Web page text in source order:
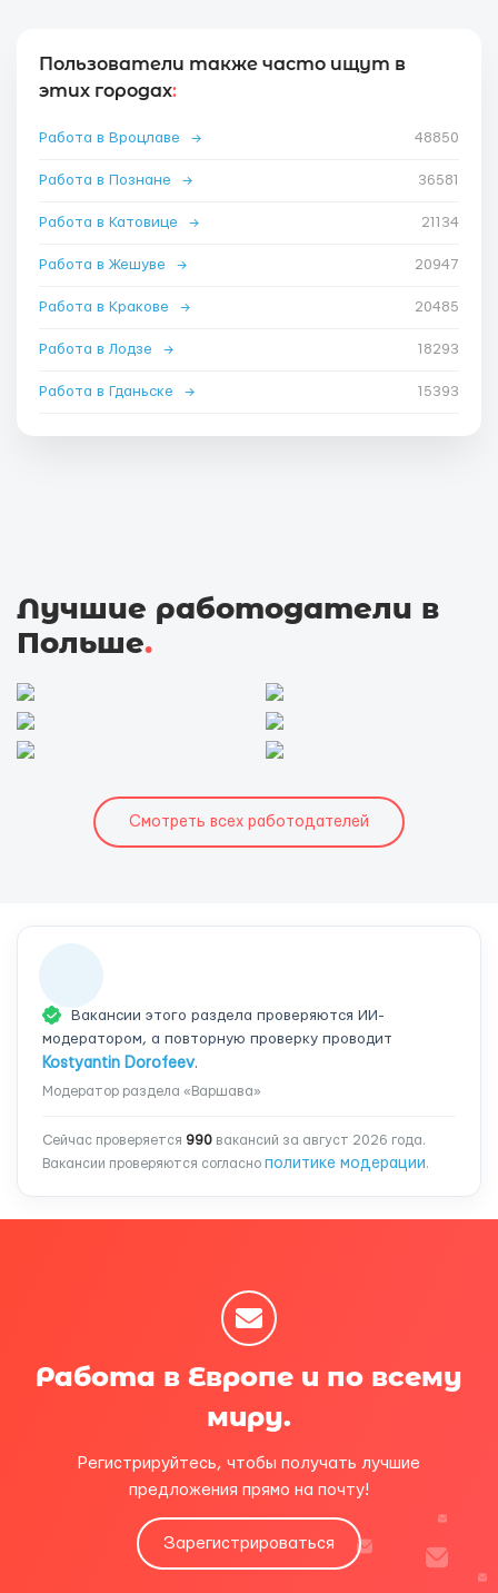
Пользователи также часто ищут в
этих городах:
Работа в Вроцлаве → 48850
Работа в Познане → 36581
Работа в Катовице → 21134
Работа в Жешуве → 20947
Работа в Кракове → 20485
Работа в Лодзе → 18293
Работа в Гданьске → 15393
Лучшие работодатели в
Польше.
Смотреть всех работодателей
Вакансии этого раздела проверяются ИИ-
модератором, а повторную проверку проводит
Kostyantin Dorofeev.
Модератор раздела «Варшава»
Сейчас проверяется 990 вакансий за август 2026 года.
Вакансии проверяются согласно политике модерации.
Работа в Европе и по всему
миру.
Регистрируйтесь, чтобы получать лучшие
предложения прямо на почту!
Зарегистрироваться